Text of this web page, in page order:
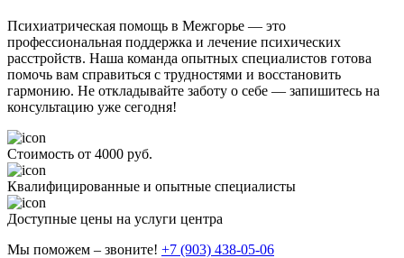
Психиатрическая помощь в Межгорье — это
профессиональная поддержка и лечение психических
расстройств. Наша команда опытных специалистов готова
помочь вам справиться с трудностями и восстановить
гармонию. Не откладывайте заботу о себе — запишитесь на
консультацию уже сегодня!
Стоимость от 4000 руб.
Квалифицированные и опытные специалисты
Доступные цены на услуги центра
Мы поможем – звоните! +7 (903) 438-05-06